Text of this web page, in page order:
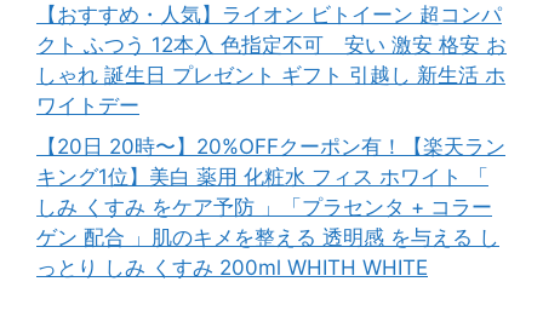
【おすすめ・人気】ライオン ビトイーン 超コンパ
クト ふつう 12本入 色指定不可 安い 激安 格安 お
しゃれ 誕生日 プレゼント ギフト 引越し 新生活 ホ
ワイトデー
【20日 20時〜】20%OFFクーポン有！【楽天ラン
キング1位】美白 薬用 化粧水 フィス ホワイト 「
しみ くすみ をケア予防 」「プラセンタ + コラー
ゲン 配合 」肌のキメを整える 透明感 を与える し
っとり しみ くすみ 200ml WHITH WHITE